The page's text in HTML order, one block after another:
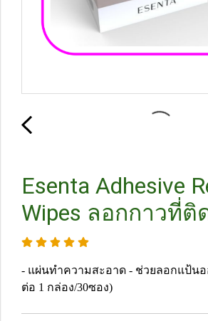
Esenta Adhesive
Wipes ลอกกาวที่ติ
- แผ่นทำความสะอาด - ช่วยลอกแป้น
ต่อ 1 กล่อง/30ซอง)